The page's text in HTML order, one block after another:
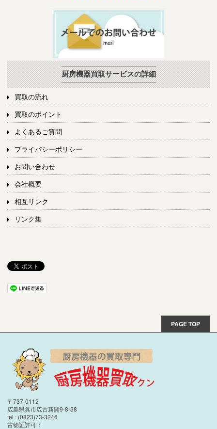
厨房機器買取サービスの詳細
買取の流れ
買取のポイント
よくあるご質問
プライバシーポリシー
お問い合わせ
会社概要
相互リンク
リンク集
PAGE TOP
〒737-0112
広島県呉市広古新開9-8-38
tel : (0823)73-3246
古物証許可：